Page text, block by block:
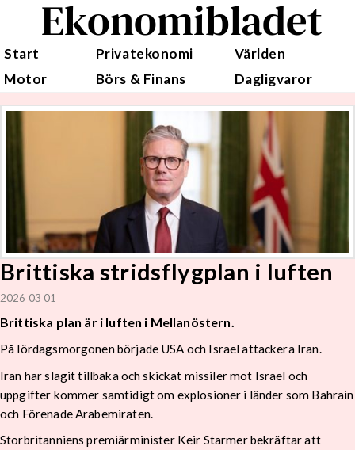
Ekonomibladet
Start Privatekonomi
Världen
Motor
Börs & Finans Dagligvaror
Brittiska stridsflygplan i luften
2026 03 01
Brittiska plan är i luften i Mellanöstern.
På lördagsmorgonen började USA och Israel attackera Iran.
Iran har slagit tillbaka och skickat missiler mot Israel och
uppgifter kommer samtidigt om explosioner i länder som Bahrain
och Förenade Arabemiraten.
Storbritanniens premiärminister Keir Starmer bekräftar att